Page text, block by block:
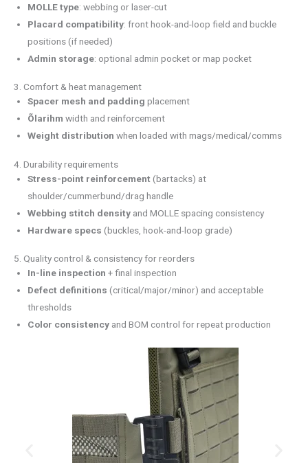
MOLLE type: webbing or laser-cut
Placard compatibility: front hook-and-loop field and buckle
positions (if needed)
Admin storage: optional admin pocket or map pocket
3. Comfort & heat management
Spacer mesh and padding placement
Õlarihm width and reinforcement
Weight distribution when loaded with mags/medical/comms
4. Durability requirements
Stress-point reinforcement (bartacks) at
shoulder/cummerbund/drag handle
Webbing stitch density and MOLLE spacing consistency
Hardware specs (buckles, hook-and-loop grade)
5. Quality control & consistency for reorders
In-line inspection + final inspection
Defect definitions (critical/major/minor) and acceptable
thresholds
Color consistency and BOM control for repeat production